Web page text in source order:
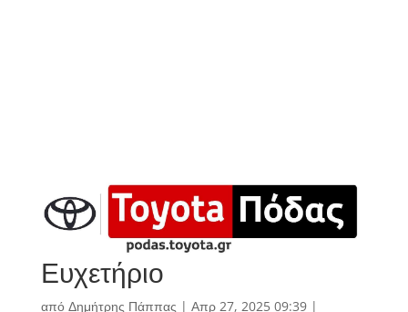
Ευχετήριο
από Δημήτρης Πάππας | Απρ 27, 2025 09:39|